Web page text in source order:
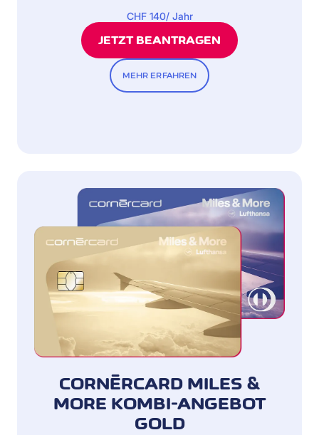
CHF 140/ Jahr
JETZT BEANTRAGEN
MEHR ERFAHREN
CORNÈRCARD MILES &
MORE KOMBI-ANGEBOT
GOLD